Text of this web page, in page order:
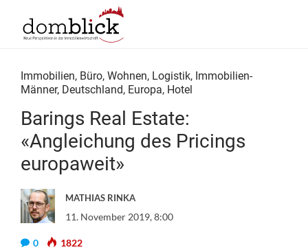
Immobilien, Büro, Wohnen, Logistik, Immobilien-
Männer, Deutschland, Europa, Hotel
Barings Real Estate:
«Angleichung des Pricings
europaweit»
MATHIAS RINKA
11. November 2019, 8:00
0 1822